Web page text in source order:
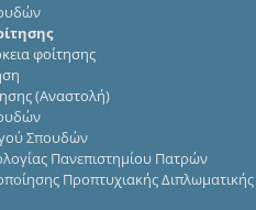
φοίτησης
(Αναστολή)
Σπουδών
Πανεπιστημίου Πατρών
Προπτυχιακής Διπλωματικής